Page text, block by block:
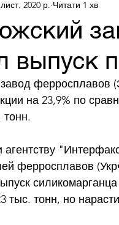
выпуск
2020 р. Читати 1 хв
ферросплавов
на 23,9% по
тонн.
ферросплавов
тыс. тонн, но